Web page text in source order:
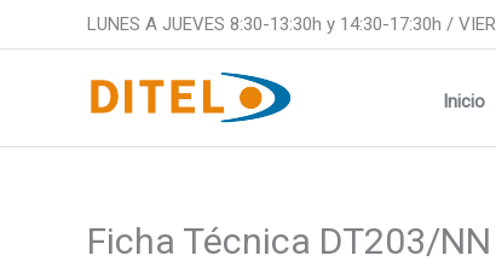
LUNES A JUEVES 8:30-13:30h y 14:30-17:30h /
Inicio
Ficha Técnica DT203/NN